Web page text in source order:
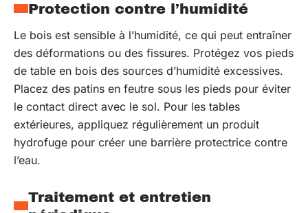
Protection contre l’humidité
Le bois est sensible à l’humidité, ce qui peut entraîner
des déformations ou des fissures. Protégez vos pieds
de table en bois des sources d’humidité excessives.
Placez des patins en feutre sous les pieds pour éviter
le contact direct avec le sol. Pour les tables
extérieures, appliquez régulièrement un produit
hydrofuge pour créer une barrière protectrice contre
l’eau.
Traitement et entretien